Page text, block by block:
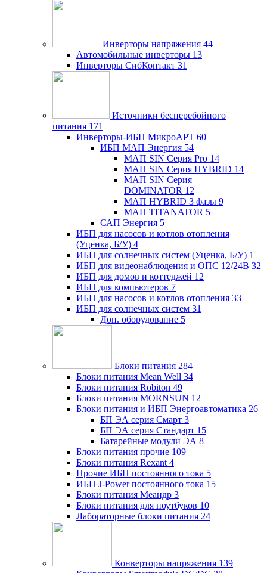
Инверторы напряжения 44
Автомобильные инверторы 13
Инверторы СибКонтакт 31
Источники бесперебойного
питания 171
Инверторы-ИБП МикроАРТ 60
ИБП МАП Энергия 54
МАП SIN Серия Pro 14
МАП SIN Серия HYBRID 14
МАП SIN Серия
DOMINATOR 12
МАП HYBRID 3 фазы 9
МАП TITANATOR 5
САП Энергия 5
ИБП для насосов и котлов отопления
(Уценка, Б/У) 4
ИБП для солнечных систем (Уценка, Б/У) 1
ИБП для видеонаблюдения и ОПС 12/24В 32
ИБП для домов и коттеджей 12
ИБП для компьютеров 7
ИБП для насосов и котлов отопления 33
ИБП для солнечных систем 31
Доп. оборудование 5
Блоки питания 284
Блоки питания Mean Well 34
Блоки питания Robiton 49
Блоки питания MORNSUN 12
Блоки питания и ИБП Энергоавтоматика 26
БП ЭА серия Смарт 3
БП ЭА серия Стандарт 15
Батарейные модули ЭА 8
Блоки питания прочие 109
Блоки питания Rexant 4
Прочие ИБП постоянного тока 5
ИБП J-Power постоянного тока 15
Блоки питания Меандр 3
Блоки питания для ноутбуков 10
Лабораторные блоки питания 24
Конверторы напряжения 139